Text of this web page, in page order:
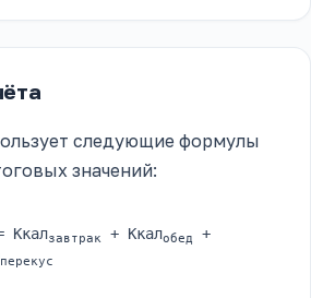
следующие формулы
значений:
Ккалзавтрак + Ккалобед
+
перекус